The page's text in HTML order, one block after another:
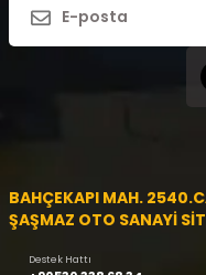
BAHÇEKAPI MAH.
ŞAŞMAZ OTO SANAYİ
Destek Hattı